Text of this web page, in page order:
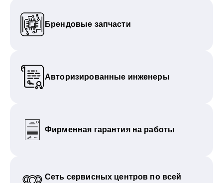
Брендовые запчасти
Авторизированные инженеры
Фирменная гарантия на работы
Сеть сервисных центров по всей